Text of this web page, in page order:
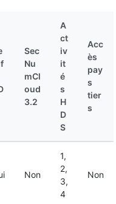
Sec
Nu
mCl
oud
3.2
A
ct
iv
it
é
s
H
D
S
Acc
ès
pay
s
tier
s
Non
1,
2,
3,
4
Non